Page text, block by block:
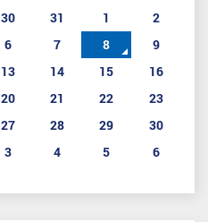
30 31 1
2
6 7 8
9
13 14 15
16
20 21 22
23
27 28 29
30
3 4 5 6